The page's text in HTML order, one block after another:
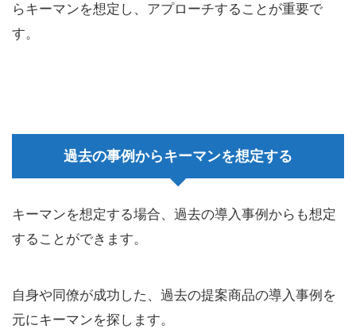
らキーマンを想定し、アプローチすることが重要で
す。
過去の事例からキーマンを想定する
キーマンを想定する場合、過去の導入事例からも想定
することができます。
自身や同僚が成功した、過去の提案商品の導入事例を
元にキーマンを探します。